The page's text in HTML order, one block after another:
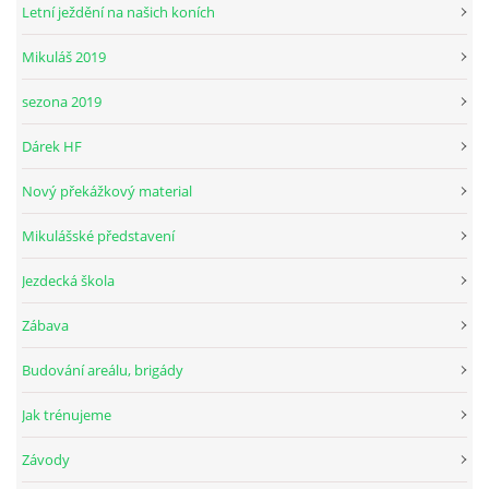
Letní ježdění na našich koních
Mikuláš 2019
sezona 2019
Dárek HF
Nový překážkový material
Mikulášské představení
Jezdecká škola
Zábava
Budování areálu, brigády
Jak trénujeme
Závody